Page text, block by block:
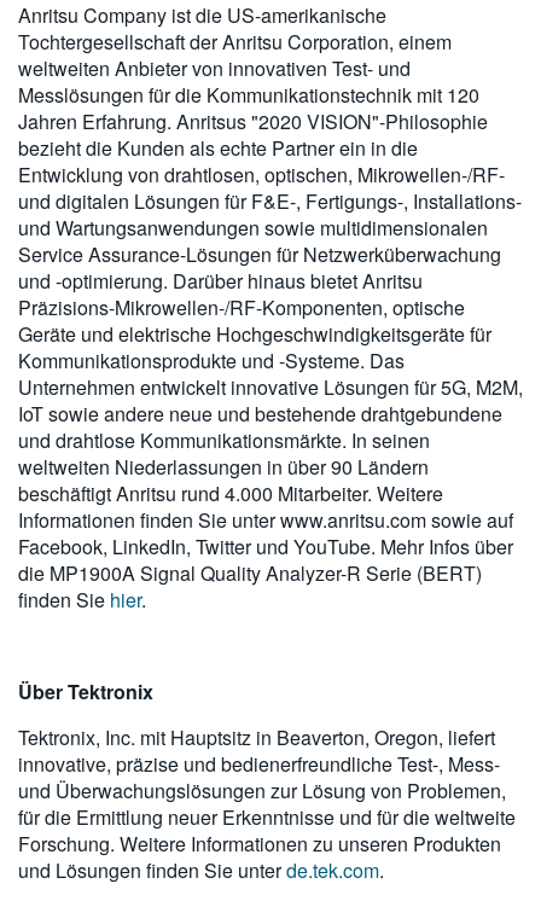
Anritsu Company ist die US-amerikanische
Tochtergesellschaft der Anritsu Corporation, einem
weltweiten Anbieter von innovativen Test- und
Messlösungen für die Kommunikationstechnik mit 120
Jahren Erfahrung. Anritsus "2020 VISION"-Philosophie
bezieht die Kunden als echte Partner ein in die
Entwicklung von drahtlosen, optischen, Mikrowellen-/RF-
und digitalen Lösungen für F&E-, Fertigungs-, Installations-
und Wartungsanwendungen sowie multidimensionalen
Service Assurance-Lösungen für Netzwerküberwachung
und -optimierung. Darüber hinaus bietet Anritsu
Präzisions-Mikrowellen-/RF-Komponenten, optische
Geräte und elektrische Hochgeschwindigkeitsgeräte für
Kommunikationsprodukte und -Systeme. Das
Unternehmen entwickelt innovative Lösungen für 5G, M2M,
IoT sowie andere neue und bestehende drahtgebundene
und drahtlose Kommunikationsmärkte. In seinen
weltweiten Niederlassungen in über 90 Ländern
beschäftigt Anritsu rund 4.000 Mitarbeiter. Weitere
Informationen finden Sie unter www.anritsu.com sowie auf
Facebook, LinkedIn, Twitter und YouTube. Mehr Infos über
die MP1900A Signal Quality Analyzer-R Serie (BERT)
finden Sie hier.
Über Tektronix
Tektronix, Inc. mit Hauptsitz in Beaverton, Oregon, liefert
innovative, präzise und bedienerfreundliche Test-, Mess-
und Überwachungslösungen zur Lösung von Problemen,
für die Ermittlung neuer Erkenntnisse und für die weltweite
Forschung. Weitere Informationen zu unseren Produkten
und Lösungen finden Sie unterde.tek.com.